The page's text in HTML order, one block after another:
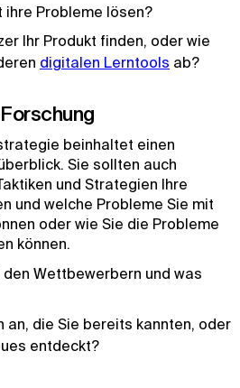
ihre Probleme lösen?
Ihr Produkt finden, oder wie
digitalen Lerntools ab?
beinhaltet einen
Sie sollten auch
und Strategien Ihre
und welche Probleme Sie mit
oder wie Sie die Probleme
können.
Wettbewerbern und was
an, die Sie bereits kannten, oder
entdeckt?